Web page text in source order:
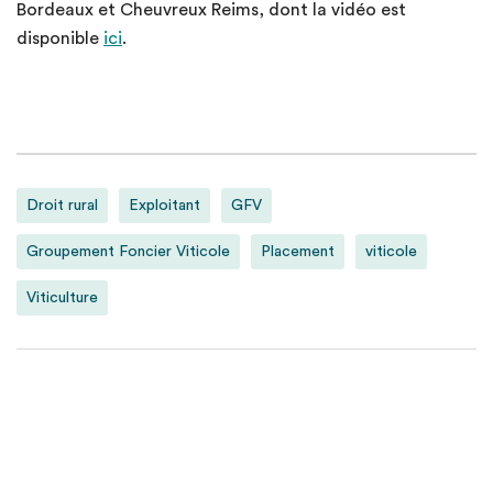
Bordeaux et Cheuvreux Reims, dont la vidéo est
disponible ici.
Droit rural Exploitant GFV
Groupement Foncier Viticole Placement viticole
Viticulture